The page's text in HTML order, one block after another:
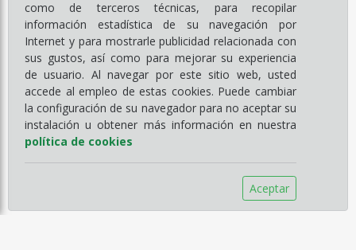
como de terceros técnicas, para recopilar
información estadística de su navegación por
Internet y para mostrarle publicidad relacionada con
sus gustos, así como para mejorar su experiencia
de usuario. Al navegar por este sitio web, usted
accede al empleo de estas cookies. Puede cambiar
la configuración de su navegador para no aceptar su
instalación u obtener más información en nuestra
política de cookies
Aceptar